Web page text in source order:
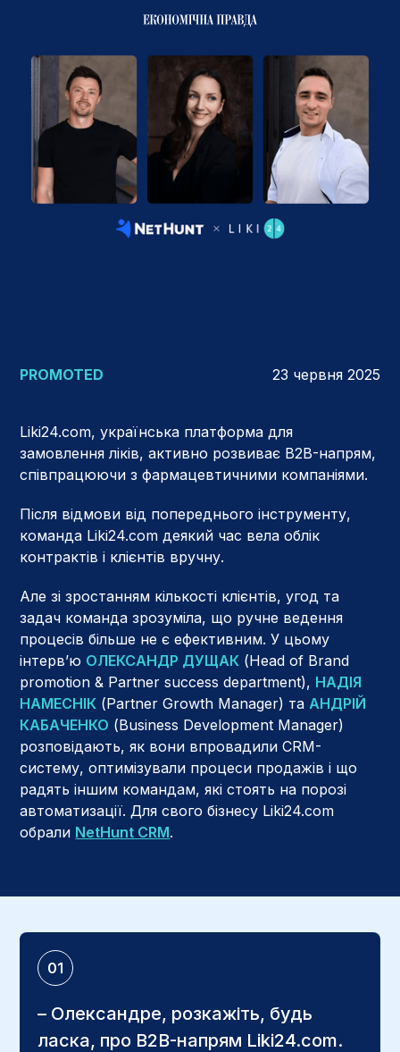
PROMOTED 23 червня 2025
Liki24.com, українська платформа для
замовлення ліків, активно розвиває B2B-напрям,
співпрацюючи з фармацевтичними компаніями.
Після відмови від попереднього інструменту,
команда Liki24.com деякий час вела облік
контрактів і клієнтів вручну.
Але зі зростанням кількості клієнтів, угод та
задач команда зрозуміла, що ручне ведення
процесів більше не є ефективним. У цьому
інтерв’ю ОЛЕКСАНДР ДУЩАК (Head of Brand
promotion & Partner success department), НАДІЯ
НАМЕСНІК (Partner Growth Manager) та АНДРІЙ
КАБАЧЕНКО (Business Development Manager)
розповідають, як вони впровадили CRM-
систему, оптимізували процеси продажів і що
радять іншим командам, які стоять на порозі
автоматизації. Для свого бізнесу Liki24.com
обрали NetHunt CRM.
01
– Олександре, розкажіть, будь
ласка, про B2B-напрям Liki24.com.